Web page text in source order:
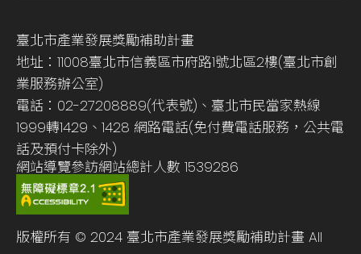
臺北市產業發展獎勵補助計畫
地址：11008臺北市信義區市府路1號北區2樓(臺北市創
業服務辦公室)
電話：02-27208889(代表號)、臺北市民當家熱線
1999轉1429、1428 網路電話(免付費電話服務，公共電
話及預付卡除外)
網站導覽參訪網站總計人數 1539286
版權所有 © 2024 臺北市產業發展獎勵補助計畫 All